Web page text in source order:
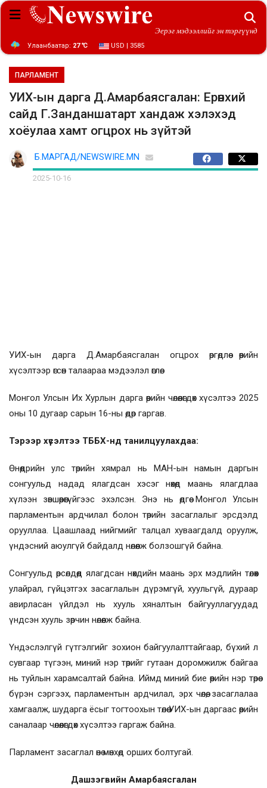
Эерэг мэдээллийг эн тэргүүнд
Улаанбаатар: 27 ℃ USD | 3585
ПАРЛАМЕНТ
УИХ-ын дарга Д.Амарбаясгалан: Ерөнхий
сайд Г.Занданшатарт хандаж хэлэхэд
хоёулаа хамт огцрох нь зүйтэй
Б.МАРГАД/NEWSWIRE.MN
2025-10-16
УИХ-ын дарга Д.Амарбаясгалан огцрох өргөдлөө өөрийн
хүсэлтээр өгсөн талаараа мэдээлэл өглөө.
Монгол Улсын Их Хурлын дарга өөрийн чөлөөлөгдөх хүсэлтээ 2025
оны 10 дугаар сарын 16-ны өдөр гаргав.
Тэрээр хүсэлтээ ТББХ-нд танилцуулахдаа:
Өнөөдрийн улс төрийн хямрал нь МАН-ын намын даргын
сонгуульд надад ялагдсан хэсэг нөхөд маань ялагдлаа
хүлээн зөвшөөрөөгүйгээс эхэлсэн. Энэ нь өдгөө Монгол Улсын
парламентын ардчилал болон төрийн засаглалыг эрсдэлд
орууллаа. Цаашлаад нийгмийг талцал хуваагдалд оруулж,
үндэсний аюулгүй байдалд нөлөөлж болзошгүй байна.
Сонгуульд өрсөлдөөд ялагдсан нөхдийн маань эрх мэдлийн төлөөх
улайрал, гүйцэтгэх засаглалын дүрэмгүй, хуульгүй, дураар
авирласан үйлдэл нь хууль хяналтын байгууллагуудад
үндсэн хууль зөрчин нөлөөлж байна.
Үндэслэлгүй гүтгэлгийг зохион байгуулалттайгаар, бүхий л
сувгаар түгээн, миний нэр төрийг гутаан доромжилж байгаа
нь туйлын харамсалтай байна. Иймд миний бие өөрийн нэр төрөө
бүрэн сэргээх, парламентын ардчилал, эрх чөлөө, засаглалаа
хамгаалж, шударга ёсыг тогтоохын төлөө УИХ-ын даргаас өөрийн
саналаар чөлөөлөгдөх хүсэлтээ гаргаж байна.
Парламент засаглал өнө мөнхөд орших болтугай.
Дашзэгвийн Амарбаясгалан